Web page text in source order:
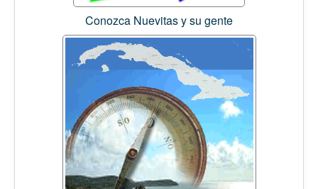
Conozca Nuevitas y su gente